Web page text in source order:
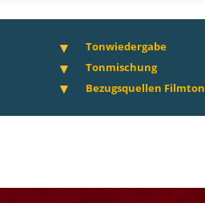
Tonwiedergabe
Tonmischung
Bezugsquellen Filmton